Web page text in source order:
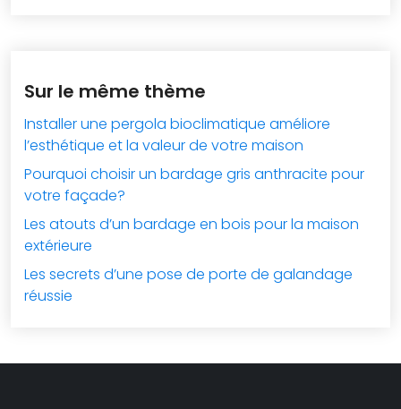
Sur le même thème
Installer une pergola bioclimatique améliore
l’esthétique et la valeur de votre maison
Pourquoi choisir un bardage gris anthracite pour
votre façade?
Les atouts d’un bardage en bois pour la maison
extérieure
Les secrets d’une pose de porte de galandage
réussie